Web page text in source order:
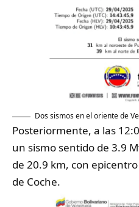
Dos sismos en el oriente de
Posteriormente, a las
un sismo sentido de 3.9
de 20.9 km, con
de Coche.